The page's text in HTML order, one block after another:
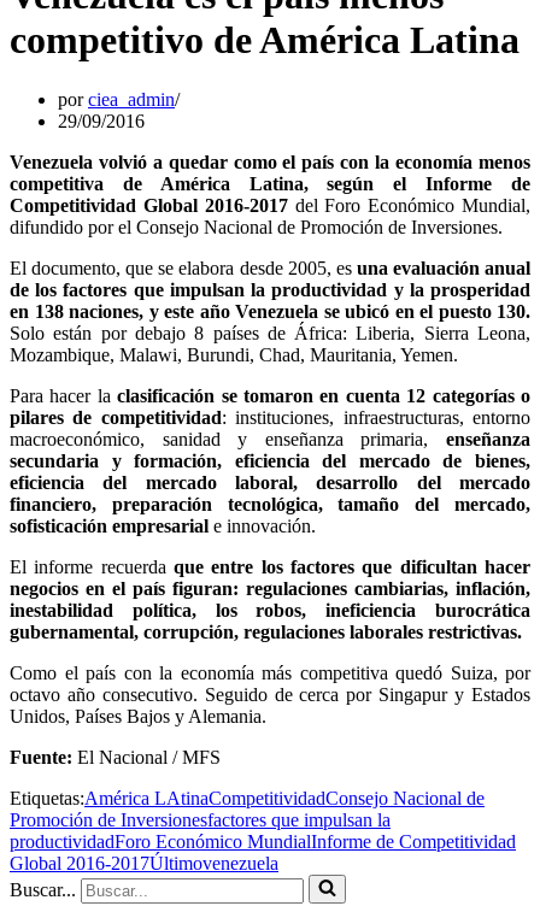
competitivo de América Latina
porciea_admin
29/09/2016
Venezuela volvió a quedar como el país con la economía menos
competitiva de América Latina, según el Informe de
Competitividad Global 2016-2017del Foro Económico Mundial,
difundido por el Consejo Nacional de Promoción de Inversiones.
El documento, que se elabora desde 2005, es una evaluación anual
de los factores que impulsan la productividad y la prosperidad
en 138 naciones, y este año Venezuela se ubicó en el puesto 130.
Solo están por debajo 8 países de África: Liberia, Sierra Leona,
Mozambique, Malawi, Burundi, Chad, Mauritania, Yemen.
Para hacer laclasificación se tomaron en cuenta 12 categorías o
pilares de competitividad: instituciones, infraestructuras, entorno
macroeconómico, sanidad y enseñanza primaria, enseñanza
secundaria y formación, eficiencia del mercado de bienes,
eficiencia del mercado laboral, desarrollo del mercado
financiero, preparación tecnológica, tamaño del mercado,
sofisticación empresarial e innovación.
El informe recuerda que entre los factores que dificultan hacer
negocios en el país figuran: regulaciones cambiarias, inflación,
inestabilidad política, los robos, ineficiencia burocrática
gubernamental, corrupción, regulaciones laborales restrictivas.
Como el país con la economía más competitiva quedó Suiza, por
octavo año consecutivo. Seguido de cerca por Singapur y Estados
Unidos, Países Bajos y Alemania.
Fuente: El Nacional / MFS
Etiquetas:América LAtinaCompetitividadConsejo Nacional de
Promoción de Inversionesfactores que impulsan la
productividadForo Económico MundialInforme de Competitividad
Global 2016-2017Últimovenezuela
Buscar...